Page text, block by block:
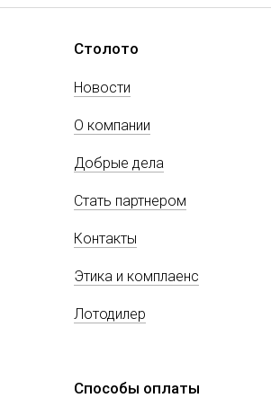
Столото
Новости
О компании
Добрые дела
Стать партнером
Контакты
Этика и комплаенс
Лотодилер
Способы оплаты